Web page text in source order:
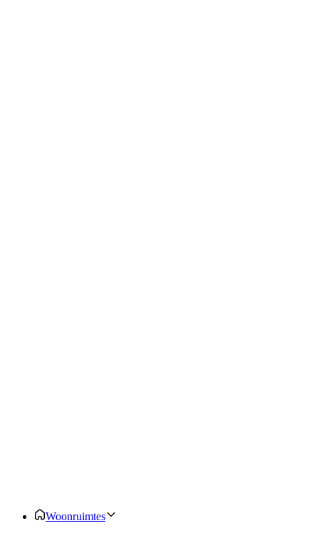
Woonruimtes